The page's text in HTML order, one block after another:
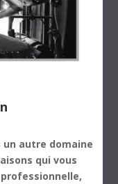
autre domaine
qui vous